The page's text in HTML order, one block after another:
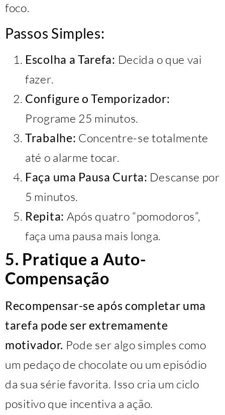
foco.
Passos Simples:
Escolha a Tarefa: Decida o que vai
fazer.
Configure o Temporizador:
Programe 25 minutos.
Trabalhe: Concentre-se totalmente
até o alarme tocar.
Faça uma Pausa Curta: Descanse por
5 minutos.
Repita: Após quatro “pomodoros”,
faça uma pausa mais longa.
5. Pratique a Auto-
Compensação
Recompensar-se após completar uma
tarefa pode ser extremamente
motivador. Pode ser algo simples como
um pedaço de chocolate ou um episódio
da sua série favorita. Isso cria um ciclo
positivo que incentiva a ação.